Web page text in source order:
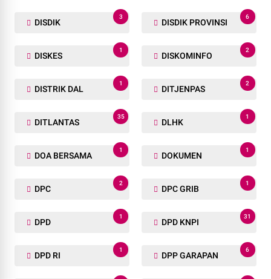
DISDIK
3
DISDIK PROVINSI
6
DISKES
1
DISKOMINFO
2
DISTRIK DAL
1
DITJENPAS
2
DITLANTAS
35
DLHK
1
DOA BERSAMA
1
DOKUMEN
1
DPC
2
DPC GRIB
1
DPD
1
DPD KNPI
31
DPD RI
1
DPP GARAPAN
6